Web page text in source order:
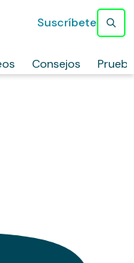
Consejos
Suscríbete